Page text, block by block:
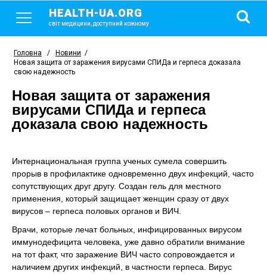
HEALTH-UA.ORG
світ медицини, доступний кожному
Головна / Новини /
Новая защита от заражения вирусами СПИДа и герпеса доказала
свою надежность
Новая защита от заражения
вирусами СПИДа и герпеса
доказала свою надежность
Интернациональная группа ученых сумела совершить
прорыв в профилактике одновременно двух инфекций, часто
сопутствующих друг другу. Создан гель для местного
применения, который защищает женщин сразу от двух
вирусов – герпеса половых органов и ВИЧ.
Врачи, которые лечат больных, инфицированных вирусом
иммунодефицита человека, уже давно обратили внимание
на тот факт, что заражение ВИЧ часто сопровождается и
наличием других инфекций, в частности герпеса. Вирус